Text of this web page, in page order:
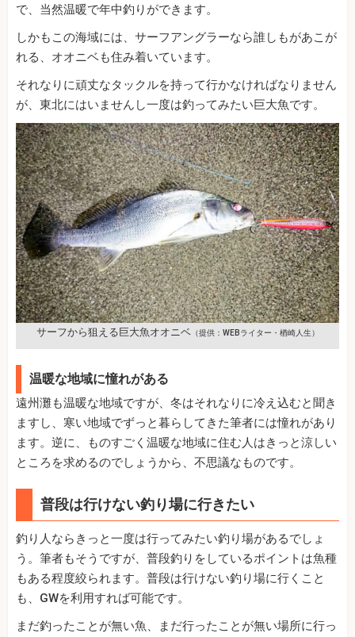
で、当然温暖で年中釣りができます。
しかもこの海域には、サーフアングラーなら誰しもがあこが
れる、オオニベも住み着いています。
それなりに頑丈なタックルを持って行かなければなりません
が、東北にはいませんし一度は釣ってみたい巨大魚です。
サーフから狙える巨大魚オオニベ（提供：WEBライター・楢崎人生）
温暖な地域に憧れがある
遠州灘も温暖な地域ですが、冬はそれなりに冷え込むと聞き
ますし、寒い地域でずっと暮らしてきた筆者には憧れがあり
ます。逆に、ものすごく温暖な地域に住む人はきっと涼しい
ところを求めるのでしょうから、不思議なものです。
普段は行けない釣り場に行きたい
釣り人ならきっと一度は行ってみたい釣り場があるでしょ
う。筆者もそうですが、普段釣りをしているポイントは魚種
もある程度絞られます。普段は行けない釣り場に行くこと
も、GWを利用すれば可能です。
まだ釣ったことが無い魚、まだ行ったことが無い場所に行っ